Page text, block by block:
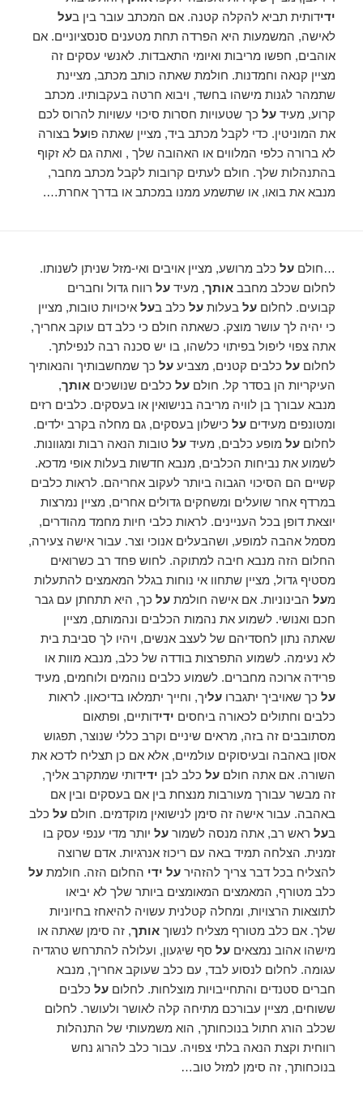
ידידותית תביא להקלה קטנה. אם המכתב עובר בין בעל
לאישה, המשמעות היא הפרדה תחת מטענים סנסציוניים. אם
אוהבים, חפשו מריבות ואיומי התאבדות. לאנשי עסקים זה
מציין קנאה וחמדנות. חולמת שאתה כותב מכתב, מציינת
שתמהר לגנות מישהו בחשד, ויבוא חרטה בעקבותיו. מכתב
קרוע, מעידעל כך שטעויות חסרות סיכוי עשויות להרוס לכם
את המוניטין. כדי לקבל מכתב ביד, מציין שאתה פועל בצורה
לא ברורה כלפי המלווים או האהובה שלך , ואתה גם לא זקוף
בהתנהלות שלך. חולם לעתים קרובות לקבל מכתב מחבר,
מנבא את בואו, או שתשמע ממנו במכתב או בדרך אחרת….
…חולםעל כלב מרושע, מציין אויבים ואי-מזל שניתן לשנותו.
לחלום שכלב מחבבאותך, מעידעל רווח גדול וחברים
קבועים. לחלוםעל בעלותעל כלב בעל איכויות טובות, מציין
כי יהיה לך עושר מוצק. כשאתה חולם כי כלב דם עוקב אחריך,
אתה צפוי ליפול בפיתוי כלשהו, ​​בו יש סכנה רבה לנפילתך.
לחלוםעל כלבים קטנים, מצביעעל כך שמחשבותיך והנאותיך
העיקריות הן בסדר קל. חולםעל כלבים שנושכיםאותך,
מנבא עבורך בן לוויה מריבה בנישואין או בעסקים. כלבים רזים
ומטונפים מעידיםעל כישלון בעסקים, גם מחלה בקרב ילדים.
לחלוםעל מופע כלבים, מעידעל טובות הנאה רבות ומגוונות.
לשמוע את נביחות הכלבים, מנבא חדשות בעלות אופי מדכא.
קשיים הם הסיכוי הגבוה ביותר לעקוב אחריהם. לראות כלבים
במרדף אחר שועלים ומשחקים גדולים אחרים, מציין נמרצות
יוצאת דופן בכל העניינים. לראות כלבי חיות מחמד מהודרים,
מסמל אהבה למופע, ושהבעלים אנוכי וצר. עבור אישה צעירה,
החלום הזה מנבא חיבה למתוקה. לחוש פחד רב כשרואים
מסטיף גדול, מציין שתחוו אי נוחות בגלל המאמצים להתעלות
מעל הבינוניות. אם אישה חולמתעל כך, היא תתחתן עם גבר
חכם ואנושי. לשמוע את נהמות הכלבים ונהמותם, מציין
שאתה נתון לחסדיהם של לעצב אנשים, ויהיו לך סביבת בית
לא נעימה. לשמוע התפרצות בודדה של כלב, מנבא מוות או
פרידה ארוכה מחברים. לשמוע כלבים נוהמים ולוחמים, מעיד
על כך שאויביך יתגברועליך, וחייך יתמלאו בדיכאון. לראות
כלבים וחתולים לכאורה ביחסים ידידותיים, ופתאום
מסתובבים זה בזה, מראים שיניים וקרב כללי שנוצר, תפגוש
אסון באהבה ובעיסוקים עולמיים, אלא אם כן תצליח לדכא את
השורה. אם אתה חולםעל כלב לבן ידידותי שמתקרב אליך,
זה מבשר עבורך מעורבות מנצחת בין אם בעסקים ובין אם
באהבה. עבור אישה זה סימן לנישואין מוקדמים. חולםעל כלב
בעל ראש רב, אתה מנסה לשמורעל יותר מדי ענפי עסק בו
זמנית. הצלחה תמיד באה עם ריכוז אנרגיות. אדם שרוצה
להצליח בכל דבר צריך להזהירעל ידי החלום הזה. חולמתעל
כלב מטורף, המאמצים המאומצים ביותר שלך לא יביאו
לתוצאות הרצויות, ומחלה קטלנית עשויה להיאחז בחיוניות
שלך. אם כלב מטורף מצליח לנשוךאותך, זה סימן שאתה או
מישהו אהוב נמצאיםעל סף שיגעון, ועלולה להתרחש טרגדיה
עגומה. לחלום לנסוע לבד, עם כלב שעוקב אחריך, מנבא
חברים סטנדים והתחייבויות מוצלחות. לחלוםעל כלבים
ששוחים, מציין עבורכם מתיחה קלה לאושר ולעושר. לחלום
שכלב הורג חתול בנוכחותך, הוא משמעותי של התנהלות
רווחית וקצת הנאה בלתי צפויה. עבור כלב להרוג נחש
בנוכחותך, זה סימן למזל טוב…